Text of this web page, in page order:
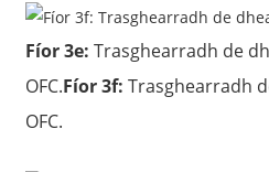
Fíor 3e: Trasghearradh de
OFC.Fíor 3f: Trasghearradh
OFC.